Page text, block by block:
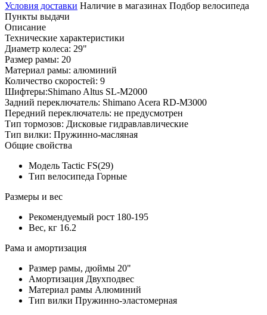
Условия доставки Наличие в магазинах Подбор велосипеда
Пункты выдачи
Описание
Технические характеристики
Диаметр колеса: 29"
Размер рамы: 20
Материал рамы: алюминий
Количество скоростей: 9
Шифтеры:Shimano Altus SL-M2000
Задний переключатель: Shimano Acera RD-M3000
Передний переключатель: не предусмотрен
Тип тормозов: Дисковые гидравлавлические
Тип вилки: Пружинно-масляная
Общие свойства
Модель Tactic FS(29)
Тип велосипеда Горные
Размеры и вес
Рекомендуемый рост 180-195
Вес, кг 16.2
Рама и амортизация
Размер рамы, дюймы 20"
Амортизация Двухподвес
Материал рамы Алюминий
Тип вилки Пружинно-эластомерная